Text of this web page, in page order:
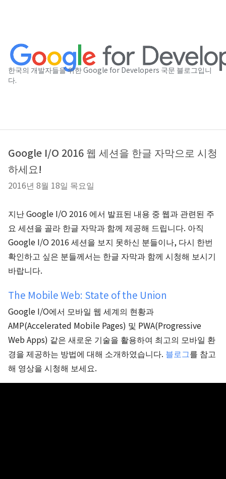
한국의 개발자들을 위한 Google for Developers 국문 블로그입니
다.
Google I/O 2016 웹 세션을 한글 자막으로 시청
하세요!
2016년 8월 18일 목요일
지난 Google I/O 2016 에서 발표된 내용 중 웹과 관련된 주
요 세션을 골라 한글 자막과 함께 제공해 드립니다. 아직
Google I/O 2016 세션을 보지 못하신 분들이나, 다시 한번
확인하고 싶은 분들께서는 한글 자막과 함께 시청해 보시기
바랍니다.
The Mobile Web: State of the Union
Google I/O에서 모바일 웹 세계의 현황과
AMP(Accelerated Mobile Pages) 및 PWA(Progressive
Web Apps) 같은 새로운 기술을 활용하여 최고의 모바일 환
경을 제공하는 방법에 대해 소개하였습니다. 블로그를 참고
해 영상을 시청해 보세요.